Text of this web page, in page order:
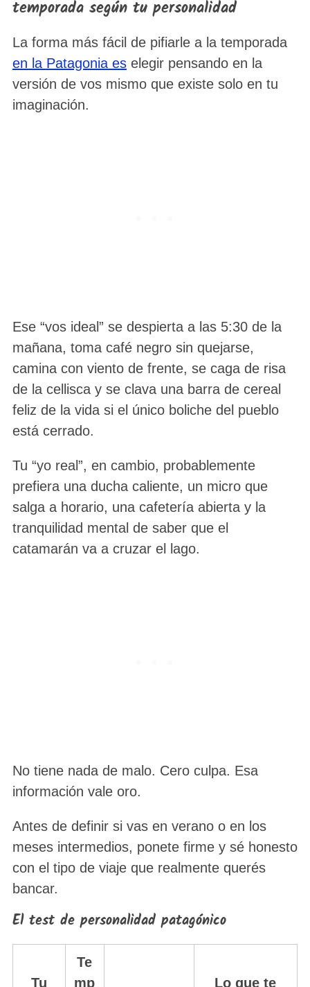
temporada según tu personalidad
La forma más fácil de pifiarle a la temporada
en la Patagonia eselegir pensando en la
versión de vos mismo que existe solo en tu
imaginación.
Ese “vos ideal” se despierta a las 5:30 de la
mañana, toma café negro sin quejarse,
camina con viento de frente, se caga de risa
de la cellisca y se clava una barra de cereal
feliz de la vida si el único boliche del pueblo
está cerrado.
Tu “yo real”, en cambio, probablemente
prefiera una ducha caliente, un micro que
salga a horario, una cafetería abierta y la
tranquilidad mental de saber que el
catamarán va a cruzar el lago.
No tiene nada de malo. Cero culpa. Esa
información vale oro.
Antes de definir si vas en verano o en los
meses intermedios, ponete firme y sé honesto
con el tipo de viaje que realmente querés
bancar.
El test de personalidad patagónico
Tu
Te
mp
Lo que te
: